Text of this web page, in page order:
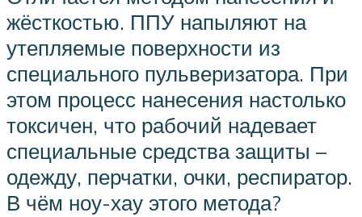
жёсткостью. ППУ напыляют на
утепляемые поверхности из
специального пульверизатора. При
этом процесс нанесения настолько
токсичен, что рабочий надевает
специальные средства защиты –
одежду, перчатки, очки, респиратор.
В чём ноу-хау этого метода?